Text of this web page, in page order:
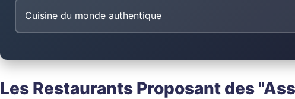
Cuisine du monde authentique
Les Restaurants Proposant des